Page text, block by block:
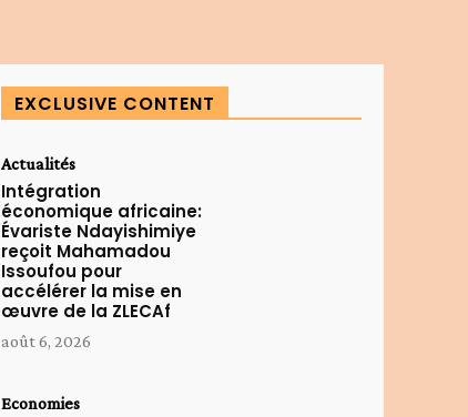
EXCLUSIVE CONTENT
Actualités
Intégration
économique africaine:
Évariste Ndayishimiye
reçoit Mahamadou
Issoufou pour
accélérer la mise en
œuvre de la ZLECAf
août 6, 2026
Economies